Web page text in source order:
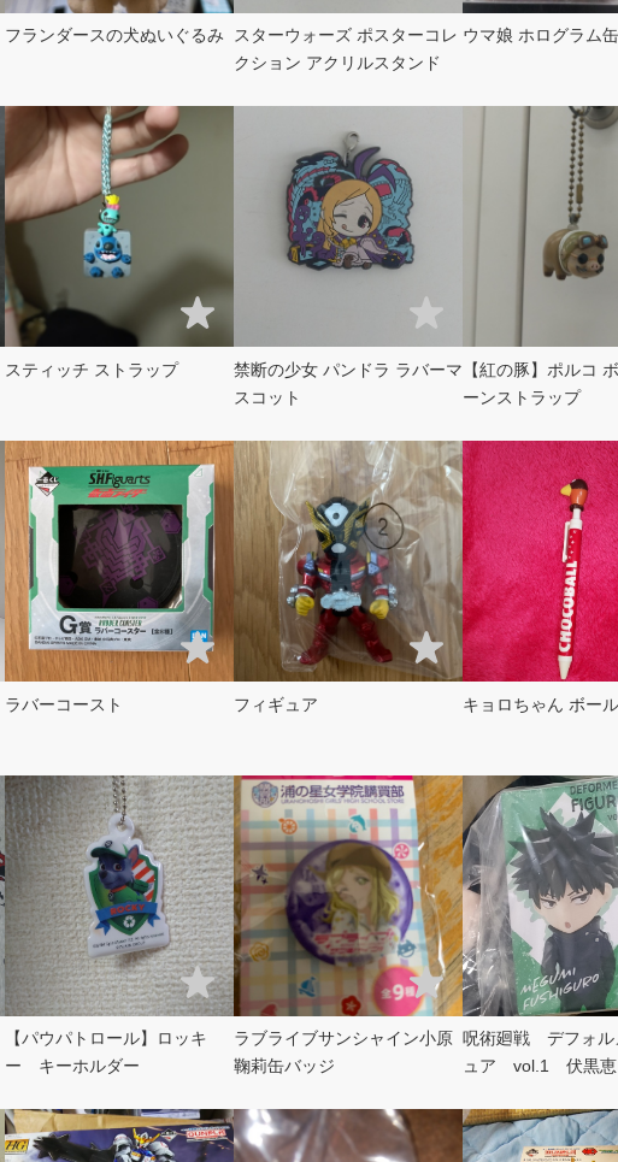
フランダースの犬ぬいぐるみ
スターウォーズ ポスターコレ
クション アクリルスタンド
ウマ娘 ホログラム
スティッチ ストラップ
禁断の少女 パンドラ ラバーマ
スコット
【紅の豚】ポルコ
ーンストラップ
ラバーコースト フィギュア キョロちゃん ボー
【パウパトロール】ロッキ
ー キーホルダー
ラブライブサンシャイン小原
鞠莉缶バッジ
呪術廻戦 デフォル
ュア vol.1 伏黒恵